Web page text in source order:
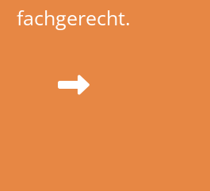
fachgerecht.